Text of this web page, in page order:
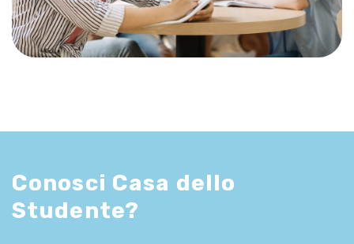
Conosci Casa dello
Studente?